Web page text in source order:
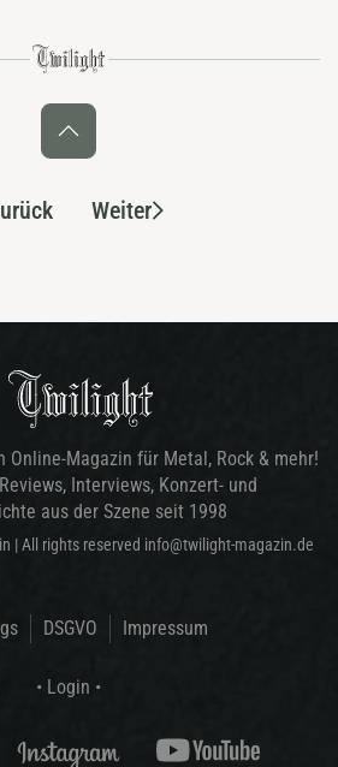
Weiter
Magazin für Metal, Rock & mehr!
Interviews, Konzert- und
aus der Szene seit 1998
| All rights reserved info@twilight-magazin.de
DSGVO Impressum
• Login •